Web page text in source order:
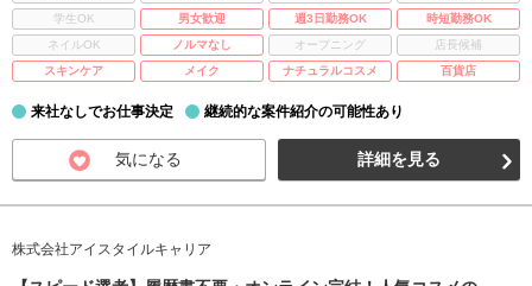
学生OK
男女歓迎 週3日勤務OK
時短勤務OK
ネイルOK
ノルマなし オープニング
店長候補
スキンケア
メイク ナチュラルコスメ 百貨店
来社なしでお仕事決定 継続的な案件紹介の可能性あり
気になる 詳細を見る
株式会社アイスタイルキャリア